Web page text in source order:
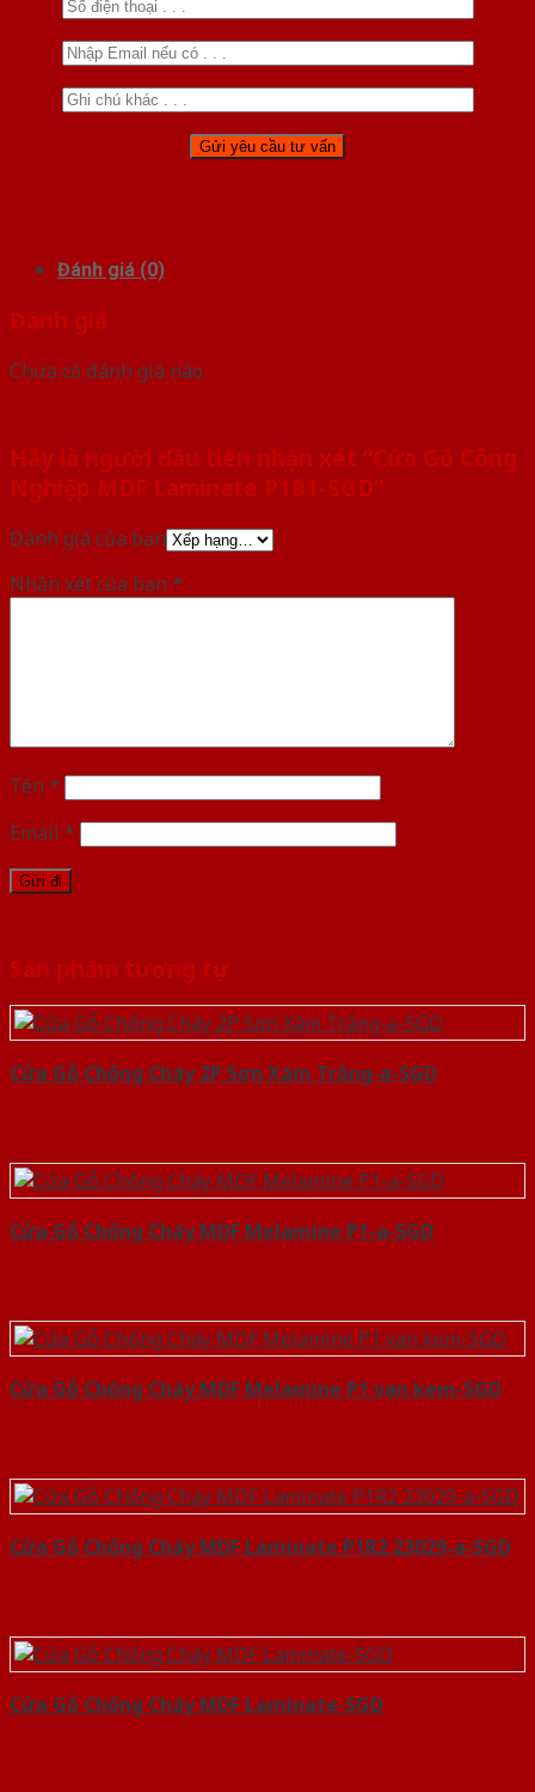
Đánh giá (0)
Đánh giá
Chưa có đánh giá nào.
Hãy là người đầu tiên nhận xét “Cửa Gỗ Công
Nghiệp MDF Laminate P1R1-SGD”
Đánh giá của bạn
Nhận xét của bạn *
Tên *
Email *
Sản phẩm tương tự
Cửa Gỗ Chống Cháy 2P Sơn Xám Trắng-a-SGD
Cửa Gỗ Chống Cháy MDF Melamine P1-a-SGD
Cửa Gỗ Chống Cháy MDF Melamine P1 van kem-SGD
Cửa Gỗ Chống Cháy MDF Laminate P1R2 23029-a-SGD
Cửa Gỗ Chống Cháy MDF Laminate-SGD